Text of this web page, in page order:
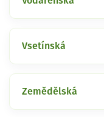
Vsetínská
Zemědělská